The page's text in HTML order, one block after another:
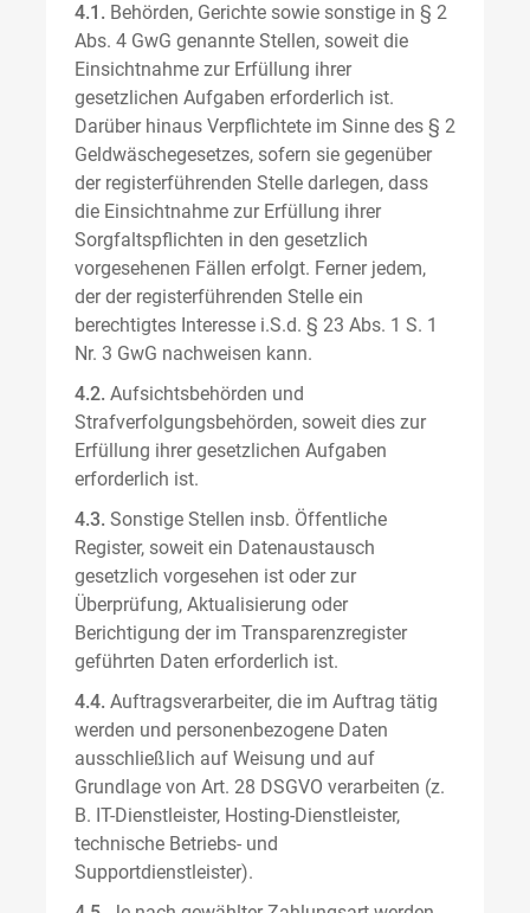
4.1. Behörden, Gerichte sowie sonstige in § 2
Abs. 4 GwG genannte Stellen, soweit die
Einsichtnahme zur Erfüllung ihrer
gesetzlichen Aufgaben erforderlich ist.
Darüber hinaus Verpflichtete im Sinne des § 2
Geldwäschegesetzes, sofern sie gegenüber
der registerführenden Stelle darlegen, dass
die Einsichtnahme zur Erfüllung ihrer
Sorgfaltspflichten in den gesetzlich
vorgesehenen Fällen erfolgt. Ferner jedem,
der der registerführenden Stelle ein
berechtigtes Interesse i.S.d. § 23 Abs. 1 S. 1
Nr. 3 GwG nachweisen kann.
4.2. Aufsichtsbehörden und
Strafverfolgungsbehörden, soweit dies zur
Erfüllung ihrer gesetzlichen Aufgaben
erforderlich ist.
4.3. Sonstige Stellen insb. Öffentliche
Register, soweit ein Datenaustausch
gesetzlich vorgesehen ist oder zur
Überprüfung, Aktualisierung oder
Berichtigung der im Transparenzregister
geführten Daten erforderlich ist.
4.4. Auftragsverarbeiter, die im Auftrag tätig
werden und personenbezogene Daten
ausschließlich auf Weisung und auf
Grundlage von Art. 28 DSGVO verarbeiten (z.
B. IT-Dienstleister, Hosting-Dienstleister,
technische Betriebs- und
Supportdienstleister).